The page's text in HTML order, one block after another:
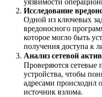
уязвимости
Исследование
Одной из ключевых
вредоносного
которое могло быть
получения доступа к
Анализ сетевой
Проверяются
устройства, чтобы
адресами происходил
источник взлома.